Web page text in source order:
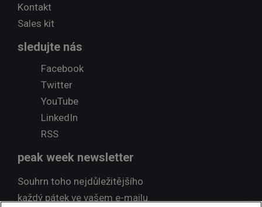
Kontakt
Sales kit
sledujte nás
Facebook
Twitter
YouTube
LinkedIn
RSS
peak week newsletter
Souhrn toho nejdůležitějšího
každý pátek ve vašem e-mailu.